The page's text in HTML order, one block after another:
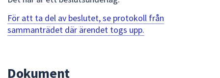
för
att
navigera
För att ta del av beslutet, se protokoll från
sammanträdet där ärendet togs upp.
Dokument